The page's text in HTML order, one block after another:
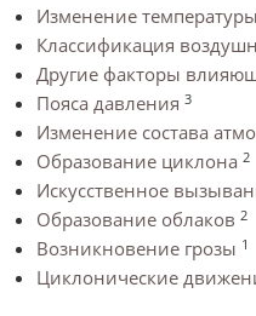
Изменение
Классификация
Другие факторы
Пояса давления 3
Изменение состава
Образование циклона 2
Искусственное
Образование облаков 2
Возникновение грозы 1
Циклонические